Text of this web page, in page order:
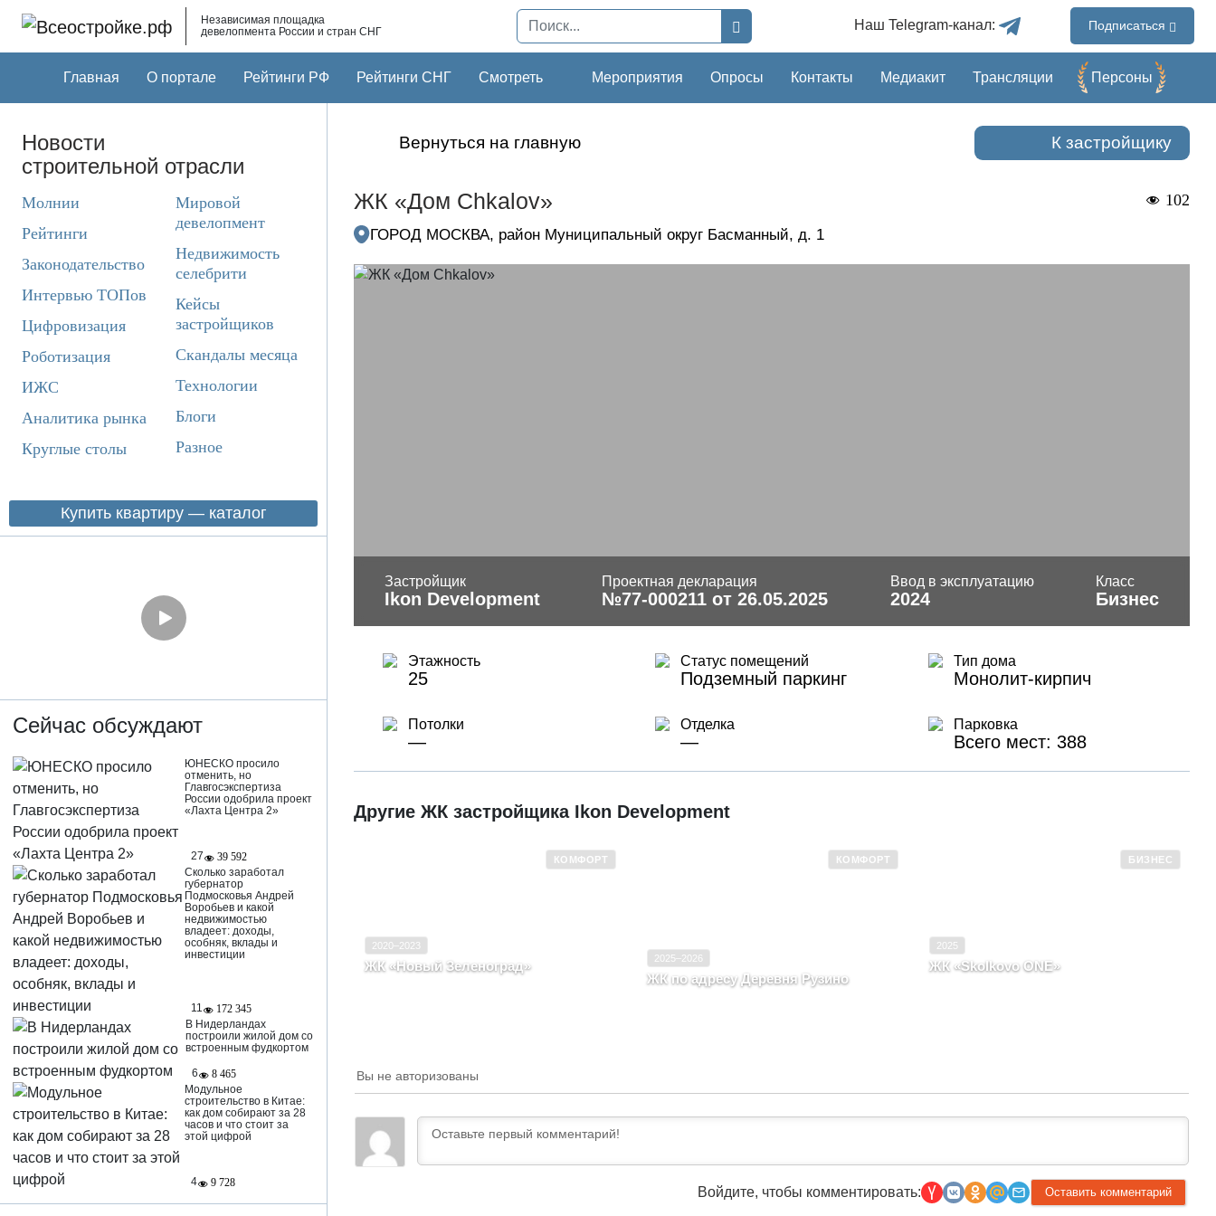
Независимая площадка
девелопмента России и стран СНГ
Наш Telegram-канал: Подписаться
Главная О портале Рейтинги РФ Рейтинги СНГ Смотреть Мероприятия Опросы Контакты Медиакит Трансляции Перcоны
Новости
строительной отрасли
Молнии
Рейтинги
Законодательство
Интервью ТОПов
Цифровизация
Роботизация
ИЖС
Аналитика рынка
Круглые столы
Мировой
девелопмент
Недвижимость
селебрити
Кейсы
застройщиков
Скандалы месяца
Технологии
Блоги
Разное
Купить квартиру — каталог
Сейчас обсуждают
ЮНЕСКО просило
отменить, но
Главгосэкспертиза
России одобрила проект
«Лахта Центра 2»
27
39 592
Сколько заработал
губернатор
Подмосковья Андрей
Воробьев и какой
недвижимостью
владеет: доходы,
особняк, вклады и
инвестиции
11
172 345
В Нидерландах
построили жилой дом со
встроенным фудкортом
6
8 465
Модульное
строительство в Китае:
как дом собирают за 28
часов и что стоит за
этой цифрой
4 9 728
Вернуться на главную К застройщику
ЖК «Дом Chkalov» 102
ГОРОД МОСКВА, район Муниципальный округ Басманный, д. 1
Застройщик
Ikon Development
Проектная декларация
№77-000211 от 26.05.2025
Ввод в эксплуатацию
2024
Класс
Бизнес
Этажность
25
Статус помещений
Подземный паркинг
Тип дома
Монолит-кирпич
Потолки
—
Отделка
—
Парковка
Всего мест: 388
Другие ЖК застройщика Ikon Development
КОМФОРТ
2020–2023
ЖК «Новый Зеленоград»
КОМФОРТ
2025–2026
ЖК по адресу Деревня Рузино
БИЗНЕС
2025
ЖК «Skolkovo ONE»
Вы не авторизованы
Войдите, чтобы комментировать: